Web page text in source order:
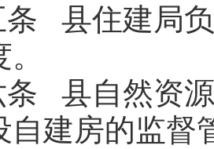
条 县住建局
条 县自然资
自建房的监督